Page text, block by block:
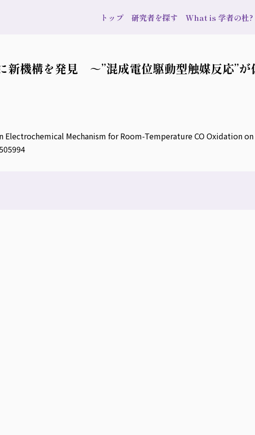
トップ 研究者を探す What is 学者の杜?
新機構を発見 ～”混成電位駆動型触媒反応”が
Electrochemical Mechanism for Room-Temperature CO Oxidation on